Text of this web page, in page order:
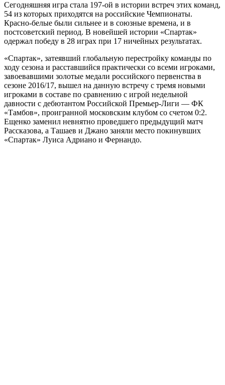
Сегодняшняя игра стала 197-ой в истории встреч этих команд,
54 из которых приходятся на российские Чемпионаты.
Красно-белые были сильнее и в союзные времена, и в
постсоветский период. В новейшей истории «Спартак»
одержал победу в 28 играх при 17 ничейных результатах.
«Спартак», затеявший глобальную перестройку команды по
ходу сезона и расставшийся практически со всеми игроками,
завоевавшими золотые медали российского первенства в
сезоне 2016/17, вышел на данную встречу с тремя новыми
игроками в составе по сравнению с игрой недельной
давности с дебютантом Российской Премьер-Лиги — ФК
«Тамбов», проигранной московским клубом со счетом 0:2.
Ещенко заменил невнятно проведшего предыдущий матч
Рассказова, а Ташаев и Джано заняли место покинувших
«Спартак» Луиса Адриано и Фернандо.